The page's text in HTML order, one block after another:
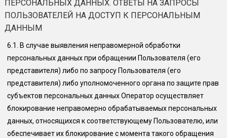
ПЕРСОНАЛЬНЫХ ДАННЫХ. ОТВЕТЫ НА ЗАПРОСЫ
ПОЛЬЗОВАТЕЛЕЙ НА ДОСТУП К ПЕРСОНАЛЬНЫМ
ДАННЫМ
6.1.
В случае выявления неправомерной обработки
персональных данных при обращении Пользователя (его
представителя) либо по запросу Пользователя (его
представителя) либо уполномоченного органа по защите прав
субъектов персональных данных Оператор осуществляет
блокирование неправомерно обрабатываемых персональных
данных, относящихся к соответствующему Пользователю, или
обеспечивает их блокирование с момента такого обращения